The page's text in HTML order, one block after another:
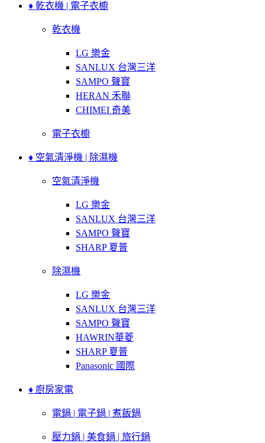
♦ 乾衣機 | 電子衣櫥
乾衣機
LG 樂金
SANLUX 台灣三洋
SAMPO 聲寶
HERAN 禾聯
CHIMEI 奇美
電子衣櫥
♦ 空氣清淨機 | 除濕機
空氣清淨機
LG 樂金
SANLUX 台灣三洋
SAMPO 聲寶
SHARP 夏普
除濕機
LG 樂金
SANLUX 台灣三洋
SAMPO 聲寶
HAWRIN華菱
SHARP 夏普
Panasonic 國際
♦ 廚房家電
電鍋 | 電子鍋 | 煮飯鍋
壓力鍋 | 美食鍋 | 旅行鍋